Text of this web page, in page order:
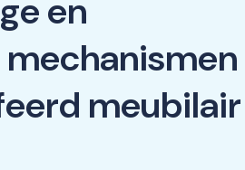
en
meubilair